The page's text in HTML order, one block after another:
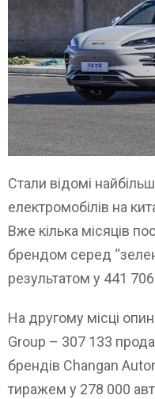
Стали відомі
електромобілів на
Вже кілька місяців
брендом серед
результатом у 441
На другому місці
Group – 307 133
брендів Changan
тиражем у 278 000